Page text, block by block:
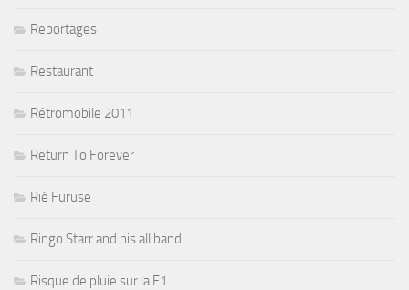
Reportages
Restaurant
Rétromobile 2011
Return To Forever
Rié Furuse
Ringo Starr and his all band
Risque de pluie sur la F1